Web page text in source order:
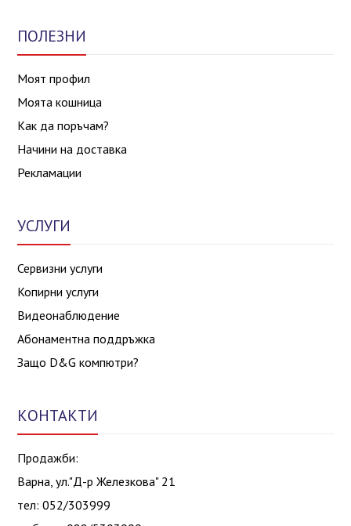
ПОЛЕЗНИ
Моят профил
Моята кошница
Как да поръчам?
Начини на доставка
Рекламации
УСЛУГИ
Сервизни услуги
Копирни услуги
Видеонаблюдение
Абонаментна поддръжка
Защо D&G компютри?
КОНТАКТИ
Продажби:
Варна, ул."Д-р Железкова" 21
тел: 052/303999